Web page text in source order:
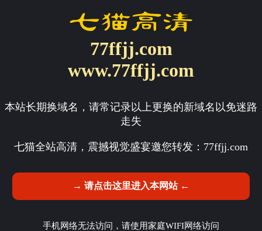
77ffjj.com
www.77ffjj.com
本站长期换域名，请常记录以上更换的新域名以免迷路
走失
七猫全站高清，震撼视觉盛宴邀您转发： 77ffjj.com
→ 请点击这里进入本网站 ←
手机网络无法访问，请使用家庭WIFI网络访问